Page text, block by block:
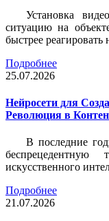
Установка
ситуацию на
быстрее реагировать
Подробнее
25.07.2026
Нейросети для
Революция в
В последние
беспрецедентную
искусственного
Подробнее
21.07.2026